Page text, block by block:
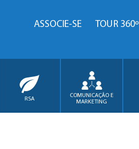
ASSOCIE-SE TOUR 360º
RSA
COMUNICAÇÃO E
MARKETING